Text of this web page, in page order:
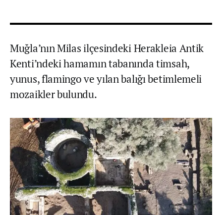
Muğla’nın Milas ilçesindeki Herakleia Antik
Kenti’ndeki hamamın tabanında timsah,
yunus, flamingo ve yılan balığı betimlemeli
mozaikler bulundu.